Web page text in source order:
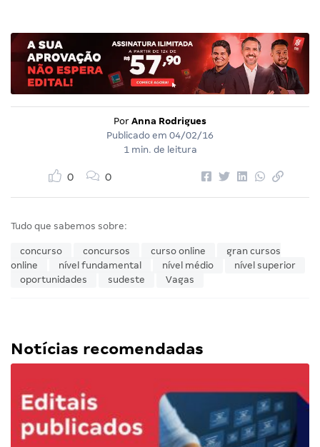
Por Anna Rodrigues
Publicado em 04/02/16
1 min. de leitura
0 0
Tudo que sabemos sobre:
concurso concursos curso online
gran cursos
online
nível fundamental nível médio
nível superior
oportunidades
sudeste Vagas
Notícias recomendadas